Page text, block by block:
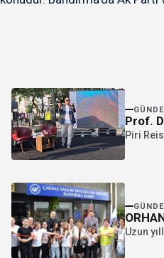
Prof.
Piri
Uzun